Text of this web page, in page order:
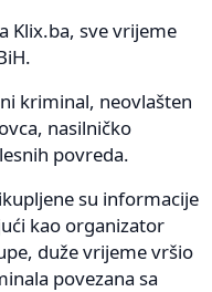
Klix.ba, sve vrijeme
kriminal, neovlašten
nasilničko
povreda.
su informacije
kao organizator
duže vrijeme vršio
povezana sa